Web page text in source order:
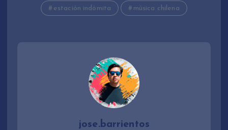
estación indómita música chilena
jose.barrientos